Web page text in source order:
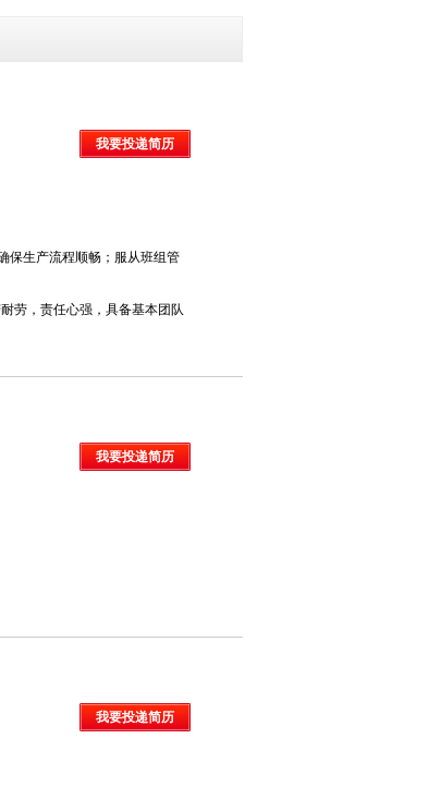
保生产流程顺畅；服从班组管
劳，责任心强，具备基本团队
我要投递简历
我要投递简历
我要投递简历